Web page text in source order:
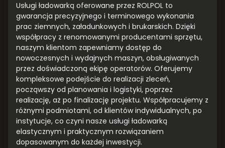
Usługi ładowarką oferowane przez ROLPOL to
gwarancja precyzyjnego i terminowego wykonania
prac ziemnych, załadunkowych i brukarskich. Dzięki
współpracy z renomowanymi producentami sprzętu,
naszym klientom zapewniamy dostęp do
nowoczesnych i wydajnych maszyn, obsługiwanych
przez doświadczoną ekipę operatorów. Oferujemy
kompleksowe podejście do realizacji zleceń,
począwszy od planowania i logistyki, poprzez
realizację, aż po finalizację projektu. Współpracujemy z
różnymi podmiotami, od klientów indywidualnych, po
instytucje, co czyni nasze usługi ładowarką
elastycznym i praktycznym rozwiązaniem
dopasowanym do każdej inwestycji.